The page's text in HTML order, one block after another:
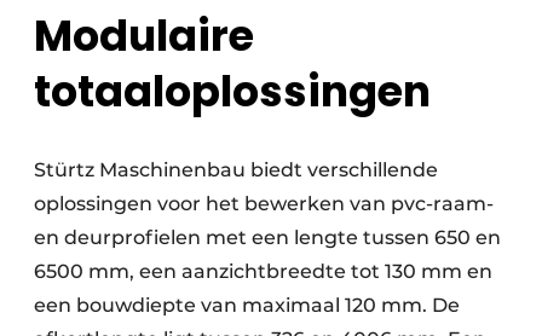
Modulaire
totaaloplossingen
Stürtz Maschinenbau biedt verschillende
oplossingen voor het bewerken van pvc-raam-
en deurprofielen met een lengte tussen 650 en
6500 mm, een aanzichtbreedte tot 130 mm en
een bouwdiepte van maximaal 120 mm. De